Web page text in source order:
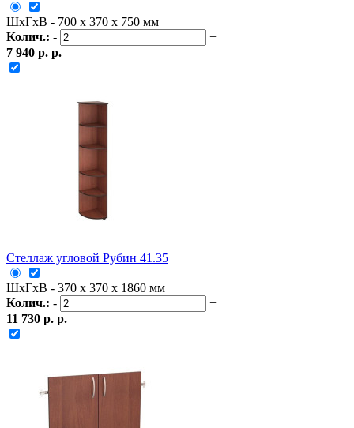
ШxГxВ - 700 x 370 x 750 мм
Колич.: -
+
7 940 р. р.
Стеллаж угловой Рубин 41.35
ШxГxВ - 370 x 370 x 1860 мм
Колич.: -
+
11 730 р. р.